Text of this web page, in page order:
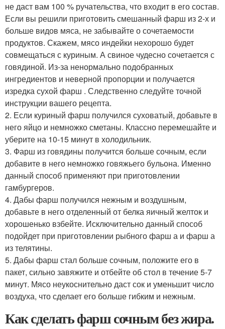
не даст вам 100 % ручательства, что входит в его состав.
Если вы решили приготовить смешанный фарш из 2-х и
больше видов мяса, не забывайте о сочетаемости
продуктов. Скажем, мясо индейки нехорошо будет
совмещаться с куриным. А свиное чудесно сочетается с
говядиной. Из-за ненормально подобранных
ингредиентов и неверной пропорции и получается
изредка сухой фарш . Следственно следуйте точной
инструкции вашего рецепта.
2. Если куриный фарш получился суховатый, добавьте в
него яйцо и немножко сметаны. Классно перемешайте и
уберите на 10-15 минут в холодильник.
3. Фарш из говядины получится больше сочным, если
добавите в него немножко говяжьего бульона. Именно
данный способ применяют при приготовлении
гамбургеров.
4. Дабы фарш получился нежным и воздушным,
добавьте в него отделенный от белка яичный желток и
хорошенько взбейте. Исключительно данный способ
подойдет при приготовлении рыбного фарш а и фарш а
из телятины.
5. Дабы фарш стал больше сочным, положите его в
пакет, сильно завяжите и отбейте об стол в течение 5-7
минут. Мясо неукоснительно даст сок и уменьшит число
воздуха, что сделает его больше гибким и нежным.
Как сделать фарш сочным без жира.